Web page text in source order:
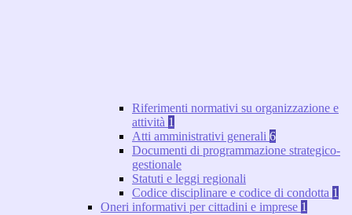
Riferimenti normativi su organizzazione e
attività 1
Atti amministrativi generali 6
Documenti di programmazione strategico-
gestionale
Statuti e leggi regionali
Codice disciplinare e codice di condotta 1
Oneri informativi per cittadini e imprese 1